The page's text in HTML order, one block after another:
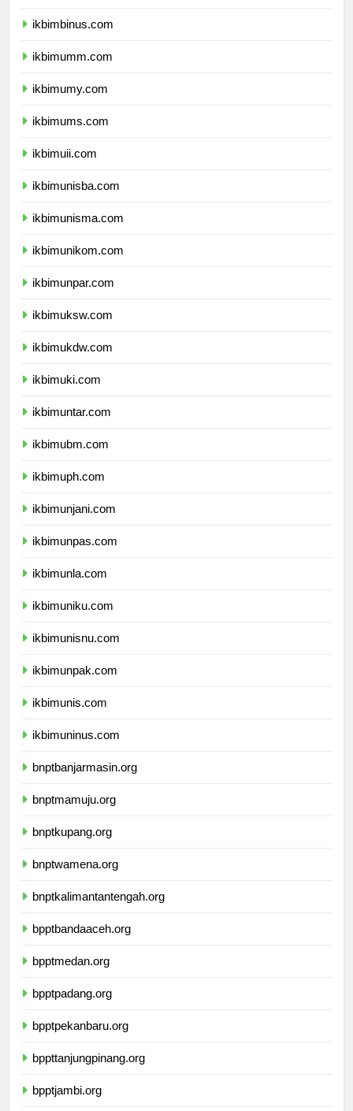
ikbimbinus.com
ikbimumm.com
ikbimumy.com
ikbimums.com
ikbimuii.com
ikbimunisba.com
ikbimunisma.com
ikbimunikom.com
ikbimunpar.com
ikbimuksw.com
ikbimukdw.com
ikbimuki.com
ikbimuntar.com
ikbimubm.com
ikbimuph.com
ikbimunjani.com
ikbimunpas.com
ikbimunla.com
ikbimuniku.com
ikbimunisnu.com
ikbimunpak.com
ikbimunis.com
ikbimuninus.com
bnptbanjarmasin.org
bnptmamuju.org
bnptkupang.org
bnptwamena.org
bnptkalimantantengah.org
bpptbandaaceh.org
bpptmedan.org
bpptpadang.org
bpptpekanbaru.org
bppttanjungpinang.org
bpptjambi.org